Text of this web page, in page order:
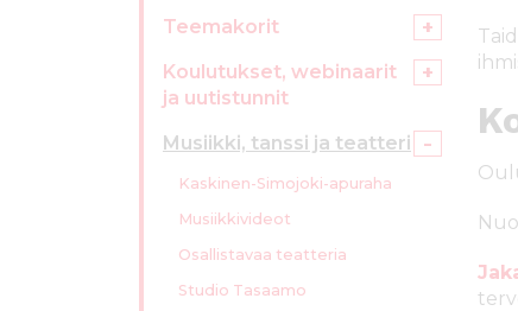
Teemakorit
Koulutukset, webinaarit
ja uutistunnit
Musiikki, tanssi ja teatteri
Kaskinen-Simojoki-apuraha
Musiikkivideot
Osallistavaa teatteria
Studio Tasaamo